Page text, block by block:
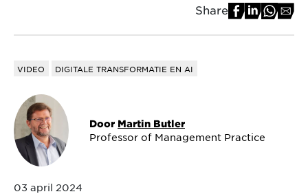
Share
VIDEO DIGITALE TRANSFORMATIE EN AI
Door Martin Butler
Professor of Management Practice
03 april 2024